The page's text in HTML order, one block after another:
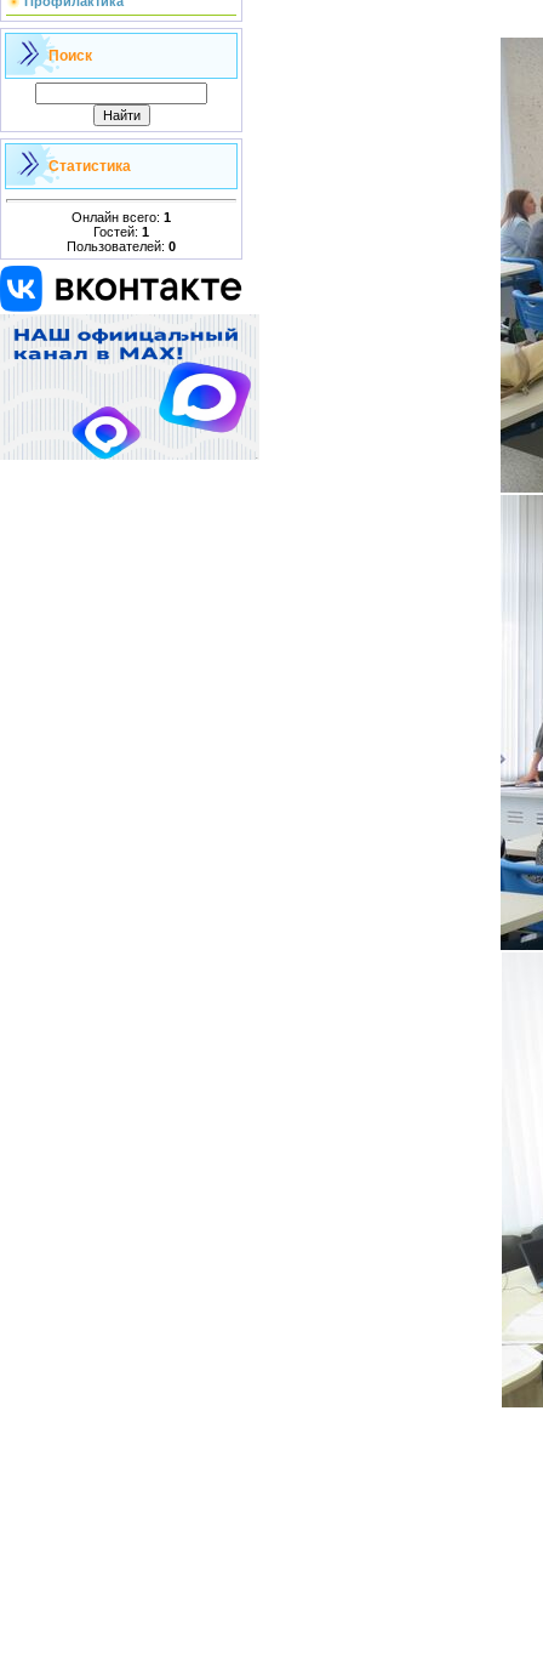
Поиск
Статистика
Онлайн всего: 1
Гостей: 1
Пользователей: 0